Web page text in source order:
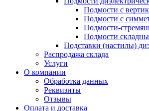
Подмости с
Подмости с
Подмости-
Подмости
Подставки (настилы)
Распродажа склада
Услуги
О компании
Обработка данных
Реквизиты
Отзывы
Оплата и доставка